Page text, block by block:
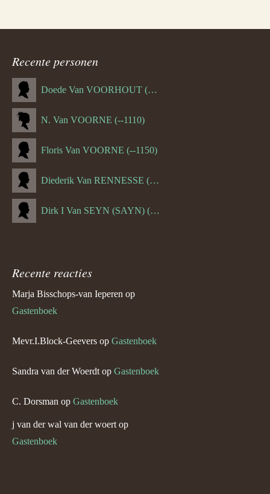
Recente personen
Doede Van VOORHOUT (Van FORNEHOLT) (--1101)
N. Van VOORNE (--1110)
Floris Van VOORNE (--1150)
Diederik Van RENNESSE (--1144)
Dirk I Van SEYN (SAYN) (--1120)
Recente reacties
Marja Bisschops-van Ieperen op
Gastenboek
Mevr.I.Block-Geevers op Gastenboek
Sandra van der Woerdt op Gastenboek
C. Dorsman op Gastenboek
j van der wal van der woert op
Gastenboek